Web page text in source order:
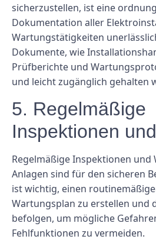
sicherzustellen, ist eine
Dokumentation aller
Wartungstätigkeiten
Dokumente, wie
Prüfberichte und
und leicht zugänglich gehalten
5. Regelmäßige
Inspektionen
Regelmäßige Inspektionen
Anlagen sind für den sicheren
ist wichtig, einen
Wartungsplan zu erstellen und
befolgen, um mögliche
Fehlfunktionen zu vermeiden.